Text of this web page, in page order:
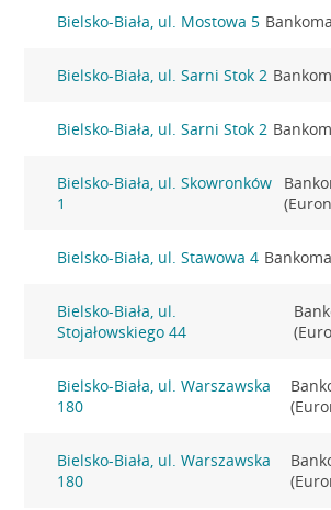
Bielsko-Biała, ul. Mostowa 5
Bielsko-Biała, ul. Sarni Stok 2
Bielsko-Biała, ul. Sarni Stok 2
Bielsko-Biała, ul. Skowronków
1
Bielsko-Biała, ul. Stawowa 4
Bielsko-Biała, ul.
Stojałowskiego 44
Bielsko-Biała, ul. Warszawska
180
Bielsko-Biała, ul. Warszawska
180